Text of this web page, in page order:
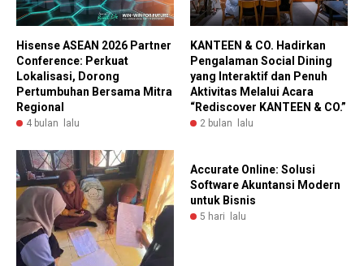
Hisense ASEAN 2026 Partner
Conference: Perkuat
Lokalisasi, Dorong
Pertumbuhan Bersama Mitra
Regional
4 bulan lalu
KANTEEN & CO. Hadirkan
Pengalaman Social Dining
yang Interaktif dan Penuh
Aktivitas Melalui Acara
“Rediscover KANTEEN & CO.”
2 bulan lalu
Accurate Online: Solusi
Software Akuntansi Modern
untuk Bisnis
5 hari lalu